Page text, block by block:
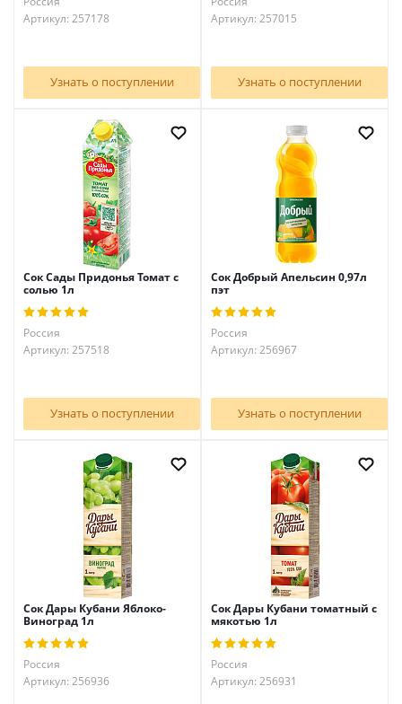
Артикул: 257178
Узнать о поступлении
Артикул: 257015
Узнать о поступлении
Сок Сады Придонья Томат с
солью 1л
Россия
Артикул: 257518
Узнать о поступлении
Сок Добрый Апельсин 0,97л
пэт
Россия
Артикул: 256967
Узнать о поступлении
Сок Дары Кубани Яблоко-
Виноград 1л
Россия
Артикул: 256936
Сок Дары Кубани томатный с
мякотью 1л
Россия
Артикул: 256931